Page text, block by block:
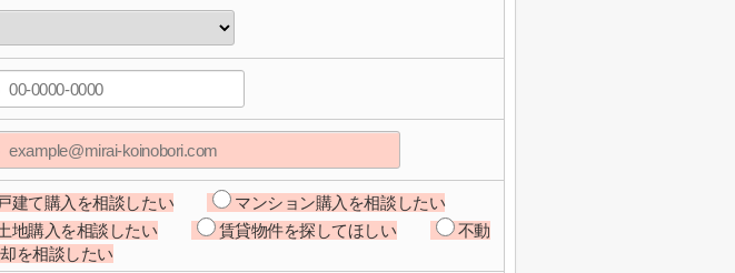
戸建て購入を相談したい
マンション購入を相談したい
地購入を相談したい
賃貸物件を探してほしい
不動
を相談したい